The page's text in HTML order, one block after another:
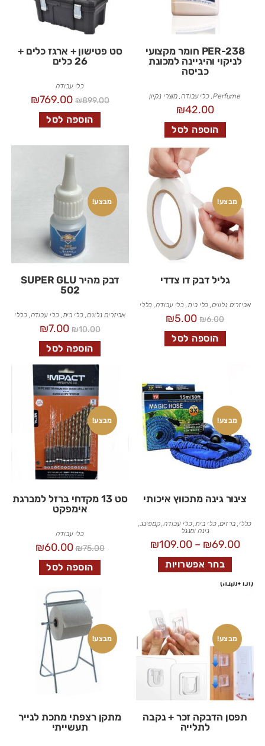
PER-238 חומר מקצועי
לניקוי והיגיינה למכונת
כביסה
Perfume
, כלי עבודה, מוצרי נקיון
₪42.00
הוספה לסל
סט פטישון + ארגז כלים +
26 כלים
כלי עבודה
₪899.00
₪769.00
הוספה לסל
מבצע!
גליל דבק דו צדדי
אביזרים נלווים, כלי בית, כלי עבודה, כללי
₪6.00
₪5.00
הוספה לסל
מבצע!
דבק מהיר SUPER GLU
502
אביזרים נלווים,כלי בית,כלי עבודה,כללי
₪10.00
₪7.00
הוספה לסל
מבצע!
צינור גינה מתכווץ איכותי
כללי ,ברזים,כלי בית ,כלי עבודה,קמפינג,
גינה ומנגל
₪69.00
–
₪109.00
בחר אפשרויות
מבצע!
סט 13 מקדחי ברזל למברגת
אימפקט
כלי עבודה
₪75.00
₪60.00
הוספה לסל
מבצע!
תפסן הדבקה זכר + נקבה
לתלייה
מבצע!
מתקן רצפתי מתכת לנייר
תעשייתי